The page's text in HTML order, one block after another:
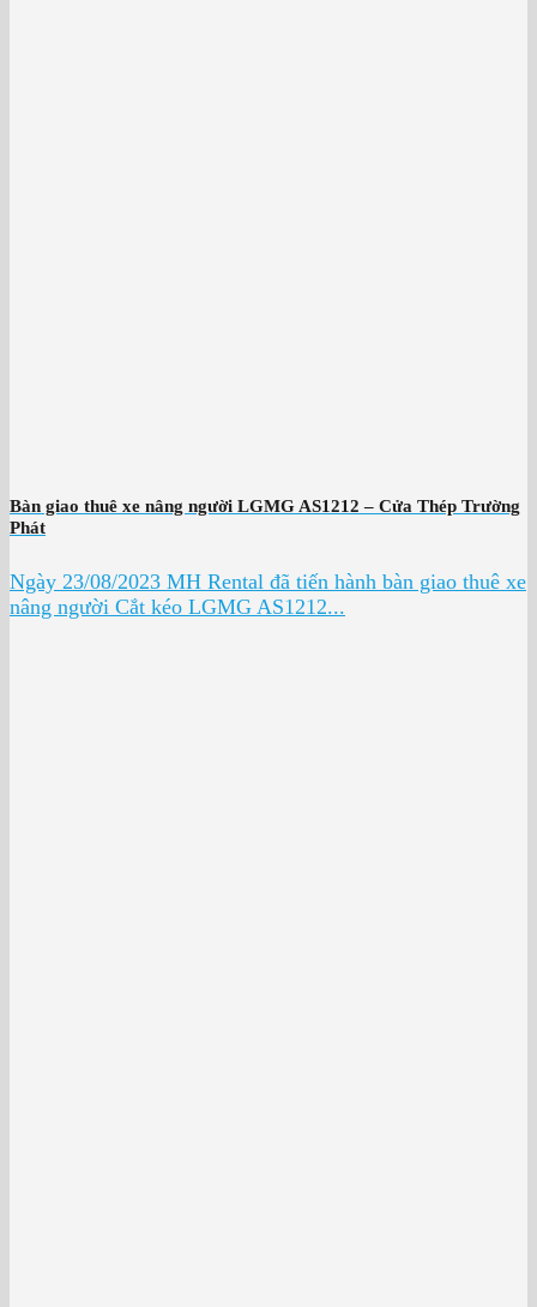
Bàn giao thuê xe nâng người LGMG AS1212 – Cửa Thép Trường
Phát
Ngày 23/08/2023 MH Rental đã tiến hành bàn giao thuê xe
nâng người Cắt kéo LGMG AS1212...